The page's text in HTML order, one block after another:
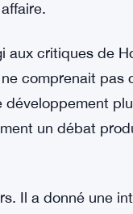
$ au 30 mars,
Les
ils sur la